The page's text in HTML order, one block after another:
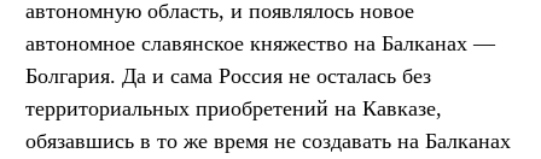
автономную область, и появлялось новое
автономное славянское княжество на Балканах —
Болгария. Да и сама Россия не осталась без
территориальных приобретений на Кавказе,
обязавшись в то же время не создавать на Балканах